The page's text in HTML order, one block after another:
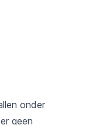
onder
geen